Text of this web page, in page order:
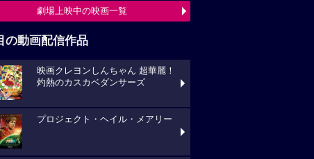
劇場上映中の映画一覧
の動画配信作品
映画クレヨンしんちゃん 超華麗！
灼熱のカスカベダンサーズ
プロジェクト・ヘイル・メアリー